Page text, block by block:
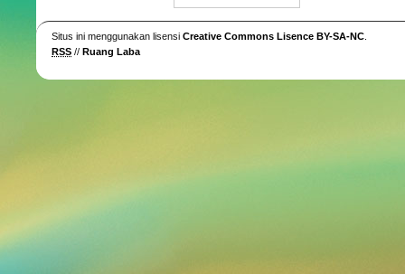
Situs ini menggunakan lisensi Creative Commons Lisence BY-SA-NC
RSS // Ruang Laba